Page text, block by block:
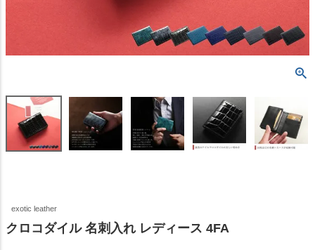
exotic leather
クロコダイル 名刺入れ レディース 4FA